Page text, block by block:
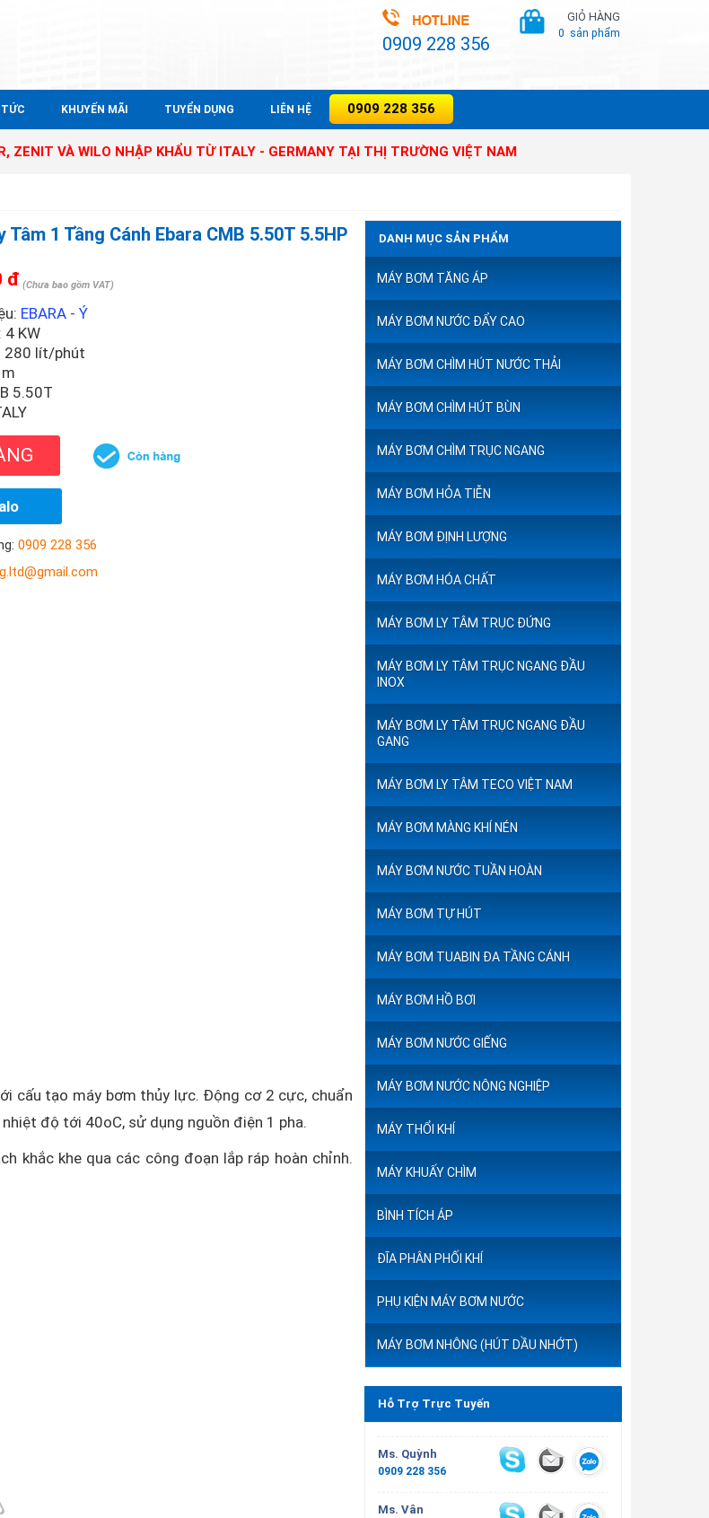
0909 228 356
GIỎ HÀNG
0 sản phẩm
KHUYẾN MÃI TUYỂN DỤNG LIÊN HỆ 0909 228 356
WILO NHẬP KHẨU TỪ ITALY - GERMANY TẠI THỊ TRƯỜNG VIỆT NAM
Tâm 1 Tầng Cánh Ebara CMB 5.50T 5.5HP
đ (Chưa bao gồm VAT)
EBARA - Ý
4 KW
280 lít/phút
5.50T
0909 228 356
cấu tạo máy bơm thủy lực. Động cơ 2 cực, chuẩn
độ tới 40oC, sử dụng nguồn điện 1 pha.
khắc khe qua các công đoạn lắp ráp hoàn chỉnh.
DANH MỤC SẢN PHẨM
MÁY BƠM TĂNG ÁP
MÁY BƠM NƯỚC ĐẨY CAO
MÁY BƠM CHÌM HÚT NƯỚC THẢI
MÁY BƠM CHÌM HÚT BÙN
MÁY BƠM CHÌM TRỤC NGANG
MÁY BƠM HỎA TIỄN
MÁY BƠM ĐỊNH LƯỢNG
MÁY BƠM HÓA CHẤT
MÁY BƠM LY TÂM TRỤC ĐỨNG
MÁY BƠM LY TÂM TRỤC NGANG ĐẦU
INOX
MÁY BƠM LY TÂM TRỤC NGANG ĐẦU
GANG
MÁY BƠM LY TÂM TECO VIỆT NAM
MÁY BƠM MÀNG KHÍ NÉN
MÁY BƠM NƯỚC TUẦN HOÀN
MÁY BƠM TỰ HÚT
MÁY BƠM TUABIN ĐA TẦNG CÁNH
MÁY BƠM HỒ BƠI
MÁY BƠM NƯỚC GIẾNG
MÁY BƠM NƯỚC NÔNG NGHIỆP
MÁY THỔI KHÍ
MÁY KHUẤY CHÌM
BÌNH TÍCH ÁP
ĐĨA PHÂN PHỐI KHÍ
PHỤ KIỆN MÁY BƠM NƯỚC
MÁY BƠM NHÔNG (HÚT DẦU NHỚT)
Hỗ Trợ Trực Tuyến
Ms. Quỳnh
0909 228 356
Ms. Vân